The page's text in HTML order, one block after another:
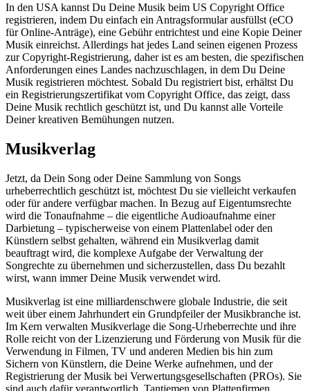
In den USA kannst Du Deine Musik beim US Copyright Office
registrieren, indem Du einfach ein Antragsformular ausfüllst (eCO
für Online-Anträge), eine Gebühr entrichtest und eine Kopie Deiner
Musik einreichst. Allerdings hat jedes Land seinen eigenen Prozess
zur Copyright-Registrierung, daher ist es am besten, die spezifischen
Anforderungen eines Landes nachzuschlagen, in dem Du Deine
Musik registrieren möchtest. Sobald Du registriert bist, erhältst Du
ein Registrierungszertifikat vom Copyright Office, das zeigt, dass
Deine Musik rechtlich geschützt ist, und Du kannst alle Vorteile
Deiner kreativen Bemühungen nutzen.
Musikverlag
Jetzt, da Dein Song oder Deine Sammlung von Songs
urheberrechtlich geschützt ist, möchtest Du sie vielleicht verkaufen
oder für andere verfügbar machen. In Bezug auf Eigentumsrechte
wird die Tonaufnahme – die eigentliche Audioaufnahme einer
Darbietung – typischerweise von einem Plattenlabel oder den
Künstlern selbst gehalten, während ein Musikverlag damit
beauftragt wird, die komplexe Aufgabe der Verwaltung der
Songrechte zu übernehmen und sicherzustellen, dass Du bezahlt
wirst, wann immer Deine Musik verwendet wird.
Musikverlag ist eine milliardenschwere globale Industrie, die seit
weit über einem Jahrhundert ein Grundpfeiler der Musikbranche ist.
Im Kern verwalten Musikverlage die Song-Urheberrechte und ihre
Rolle reicht von der Lizenzierung und Förderung von Musik für die
Verwendung in Filmen, TV und anderen Medien bis hin zum
Sichern von Künstlern, die Deine Werke aufnehmen, und der
Registrierung der Musik bei Verwertungsgesellschaften (PROs). Sie
sind auch dafür verantwortlich, Tantiemen von Plattenfirmen,